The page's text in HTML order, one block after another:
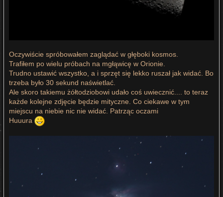
Oczywiście spróbowałem zaglądać w głęboki kosmos.
Trafiłem po wielu próbach na mgłąwicę w Orionie.
Trudno ustawić wszystko, a i sprzęt się lekko ruszał jak widać. Bo
trzeba było 30 sekund naświetlać.
Ale skoro takiemu żółtodziobowi udało coś uwiecznić.... to teraz
każde kolejne zdjęcie będzie mityczne. Co ciekawe w tym
miejscu na niebie nic nie widać. Patrząc oczami
Huuura